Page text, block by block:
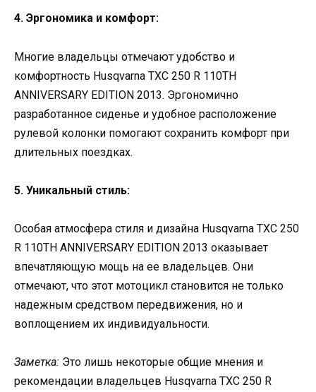
4. Эргономика и комфорт:
Многие владельцы отмечают удобство и
комфортность Husqvarna TXC 250 R 110TH
ANNIVERSARY EDITION 2013. Эргономично
разработанное сиденье и удобное расположение
рулевой колонки помогают сохранить комфорт при
длительных поездках.
5. Уникальный стиль:
Особая атмосфера стиля и дизайна Husqvarna TXC 250
R 110TH ANNIVERSARY EDITION 2013 оказывает
впечатляющую мощь на ее владельцев. Они
отмечают, что этот мотоцикл становится не только
надежным средством передвижения, но и
воплощением их индивидуальности.
Заметка: Это лишь некоторые общие мнения и
рекомендации владельцев Husqvarna TXC 250 R